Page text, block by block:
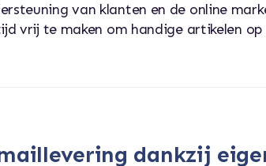
van klanten en de online
vrij te maken om handige artikelen op
dankzij